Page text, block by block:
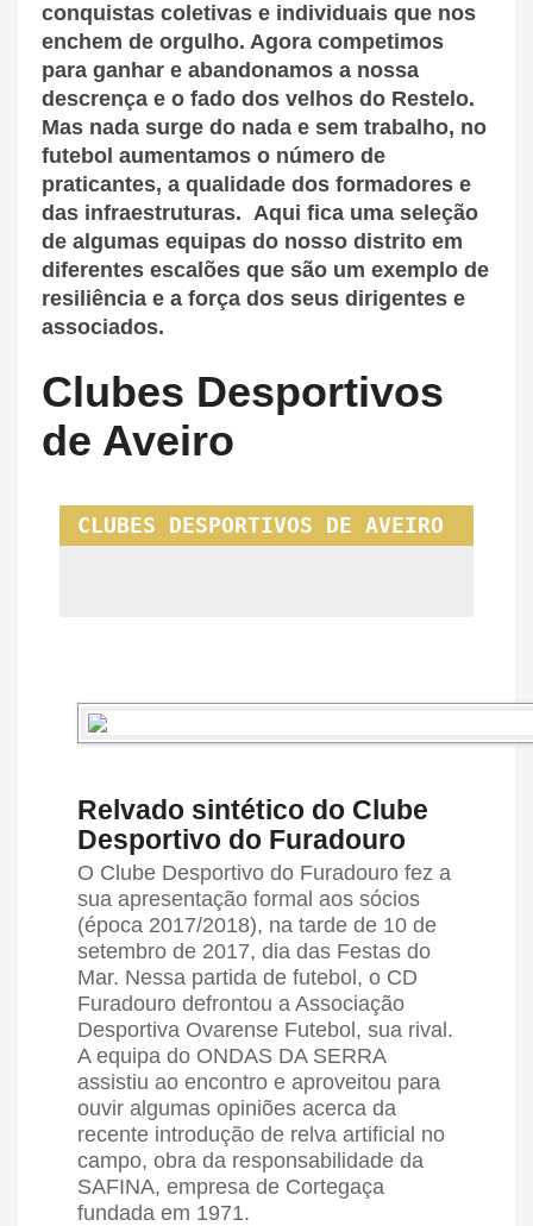
conquistas coletivas e individuais que nos
enchem de orgulho. Agora competimos
para ganhar e abandonamos a nossa
descrença e o fado dos velhos do Restelo.
Mas nada surge do nada e sem trabalho, no
futebol aumentamos o número de
praticantes, a qualidade dos formadores e
das infraestruturas. Aqui fica uma seleção
de algumas equipas do nosso distrito em
diferentes escalões que são um exemplo de
resiliência e a força dos seus dirigentes e
associados.
Clubes Desportivos
de Aveiro
Relvado sintético do Clube
Desportivo do Furadouro
O Clube Desportivo do Furadouro fez a
sua apresentação formal aos sócios
(época 2017/2018), na tarde de 10 de
setembro de 2017, dia das Festas do
Mar. Nessa partida de futebol, o CD
Furadouro defrontou a Associação
Desportiva Ovarense Futebol, sua rival.
A equipa do ONDAS DA SERRA
assistiu ao encontro e aproveitou para
ouvir algumas opiniões acerca da
recente introdução de relva artificial no
campo, obra da responsabilidade da
SAFINA, empresa de Cortegaça
fundada em 1971.